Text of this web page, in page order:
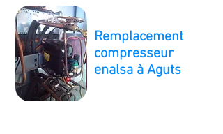
Remplacement
compresseur
enalsa à Aguts